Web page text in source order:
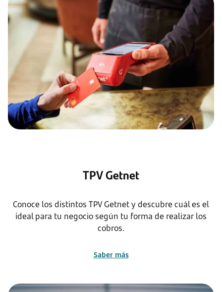
TPV Getnet
Conoce los distintos TPV Getnet y descubre cuál es el
ideal para tu negocio según tu forma de realizar los
cobros.
Saber más